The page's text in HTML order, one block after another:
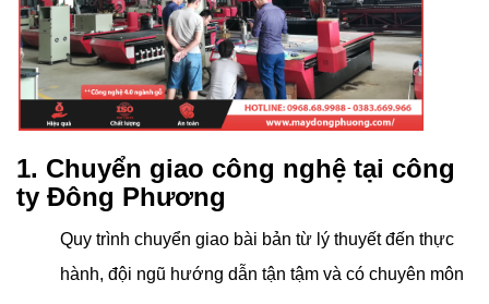
1. Chuyển giao công nghệ tại công
ty Đông Phương
Quy trình chuyển giao bài bản từ lý thuyết đến thực
hành, đội ngũ hướng dẫn tận tậm và có chuyên môn